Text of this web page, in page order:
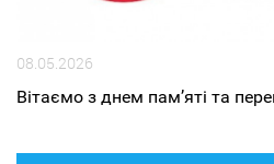
08.05.2026
Вітаємо з днем пам’яті та